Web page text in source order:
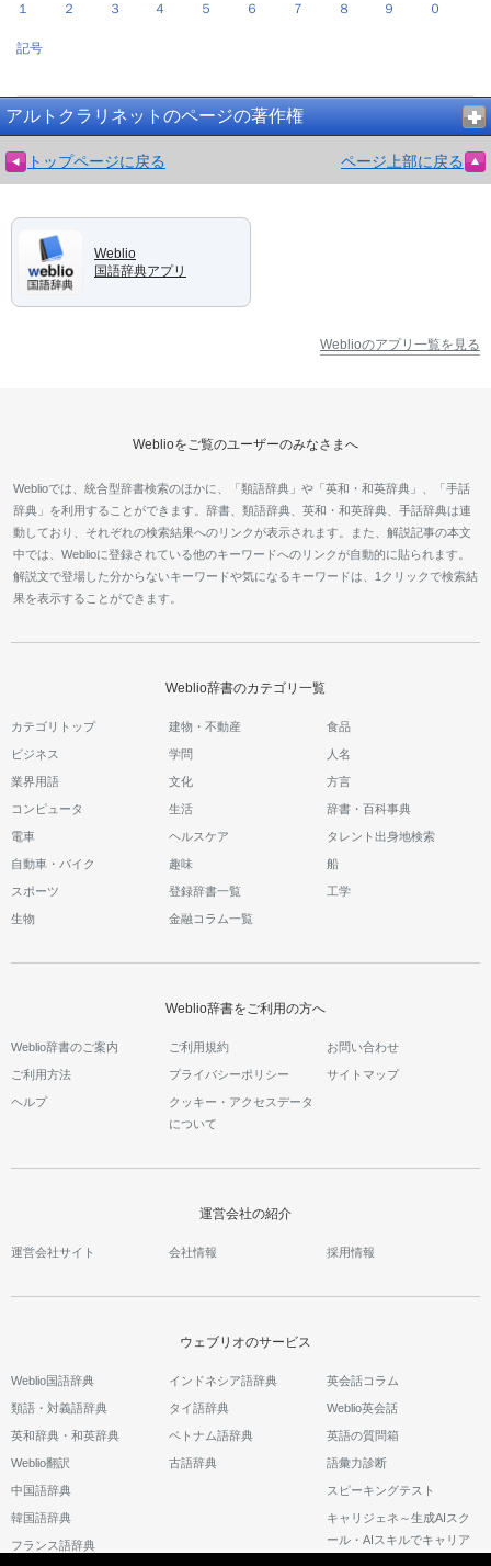
１ ２ ３ ４ ５ ６ ７ ８ ９ ０
記号
アルトクラリネットのページの著作権
トップページに戻る ページ上部に戻る
Weblio
国語辞典アプリ
Weblioのアプリ一覧を見る
Weblioをご覧のユーザーのみなさまへ
Weblioでは、統合型辞書検索のほかに、「類語辞典」や「英和・和英辞典」、「手話
辞典」を利用することができます。辞書、類語辞典、英和・和英辞典、手話辞典は連
動しており、それぞれの検索結果へのリンクが表示されます。また、解説記事の本文
中では、Weblioに登録されている他のキーワードへのリンクが自動的に貼られます。
解説文で登場した分からないキーワードや気になるキーワードは、1クリックで検索結
果を表示することができます。
Weblio辞書のカテゴリ一覧
カテゴリトップ 建物・不動産 食品
ビジネス 学問 人名
業界用語 文化 方言
コンピュータ 生活 辞書・百科事典
電車 ヘルスケア タレント出身地検索
自動車・バイク 趣味 船
スポーツ 登録辞書一覧 工学
生物 金融コラム一覧
Weblio辞書をご利用の方へ
Weblio辞書のご案内 ご利用規約 お問い合わせ
ご利用方法 プライバシーポリシー サイトマップ
ヘルプ
クッキー・アクセスデータ
について
運営会社の紹介
運営会社サイト 会社情報 採用情報
ウェブリオのサービス
Weblio国語辞典
類語・対義語辞典
英和辞典・和英辞典
Weblio翻訳
中国語辞典
韓国語辞典
フランス語辞典
インドネシア語辞典
タイ語辞典
ベトナム語辞典
古語辞典
英会話コラム
Weblio英会話
英語の質問箱
語彙力診断
スピーキングテスト
キャリジェネ～生成AIスク
ール・AIスキルでキャリア